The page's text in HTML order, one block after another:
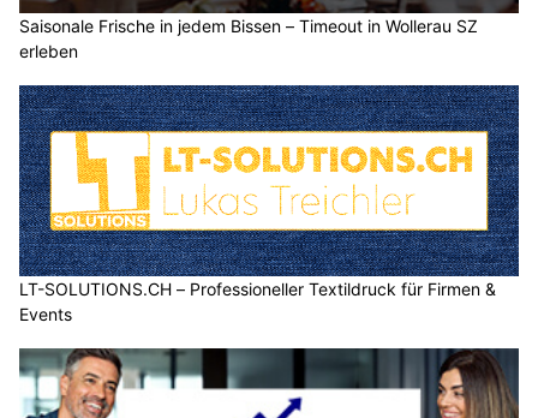
Saisonale Frische in jedem Bissen – Timeout in Wollerau SZ
erleben
LT-SOLUTIONS.CH – Professioneller Textildruck für Firmen &
Events